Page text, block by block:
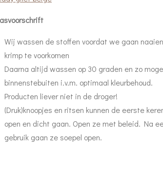
Wij wassen de stoffen voordat we gaan
krimp te voorkomen
Daarna altijd wassen op 30 graden en zo
binnenstebuiten i.v.m. optimaal kleurbehoud.
Producten liever niet in de droger!
(Druk)knoopjes en ritsen kunnen de eerste
open en dicht gaan. Open ze met beleid. Na
gebruik gaan ze soepel open.